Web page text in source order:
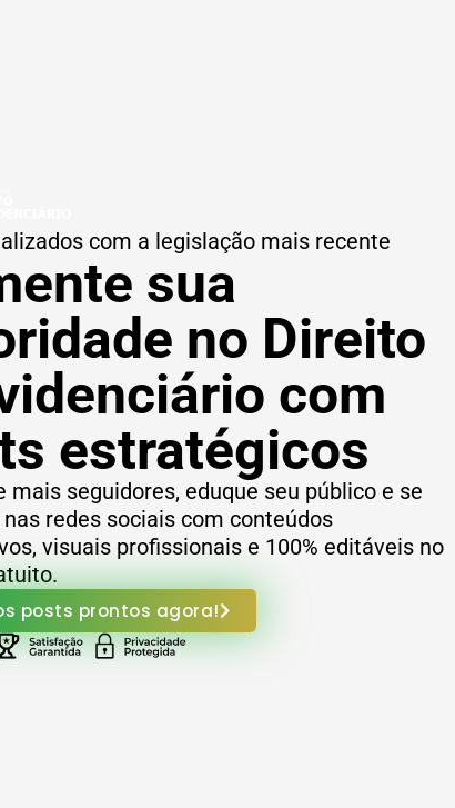
com a legislação mais recente
sua
no Direito
com
estratégicos
mais seguidores, eduque seu público e se
redes sociais com conteúdos
visuais profissionais e 100% editáveis no
posts prontos agora!